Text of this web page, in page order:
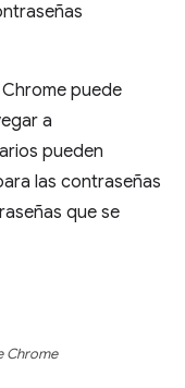
puede
a
pueden
las contraseñas
que se
Chrome